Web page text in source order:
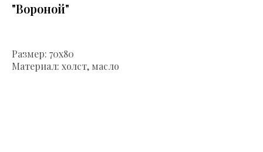
"Вороной"
Размер: 70х80
Материал: холст, масло